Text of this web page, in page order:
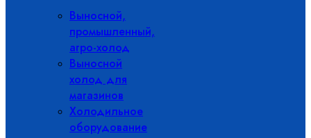
Выносной,
промышленный,
агро-холод
Выносной
холод для
магазинов
Холодильное
оборудование